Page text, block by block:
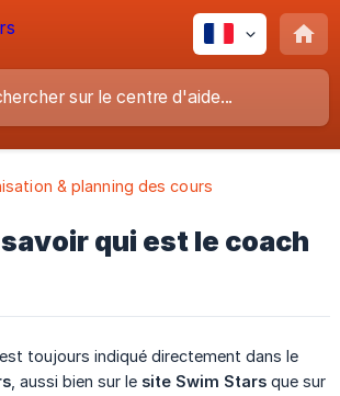
& planning des cours
qui est le coach
est toujours indiqué directement dans le
, aussi bien sur le site Swim Stars que sur